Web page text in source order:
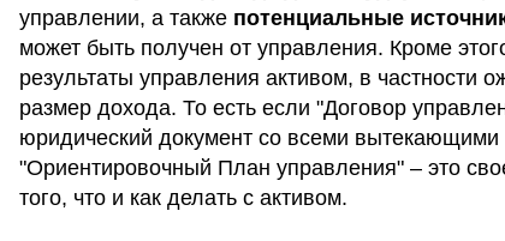
управлении, а также потенциальные
может быть получен от управления. Кроме
результаты управления активом, в частности
размер дохода. То есть если "Договор
юридический документ со всеми вытекающими
"Ориентировочный План управления" – это
того, что и как делать с активом.